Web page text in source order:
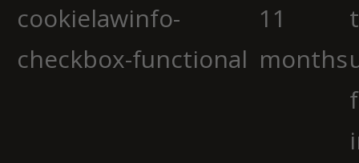
cookielawinfo-
checkbox-functional
11
months